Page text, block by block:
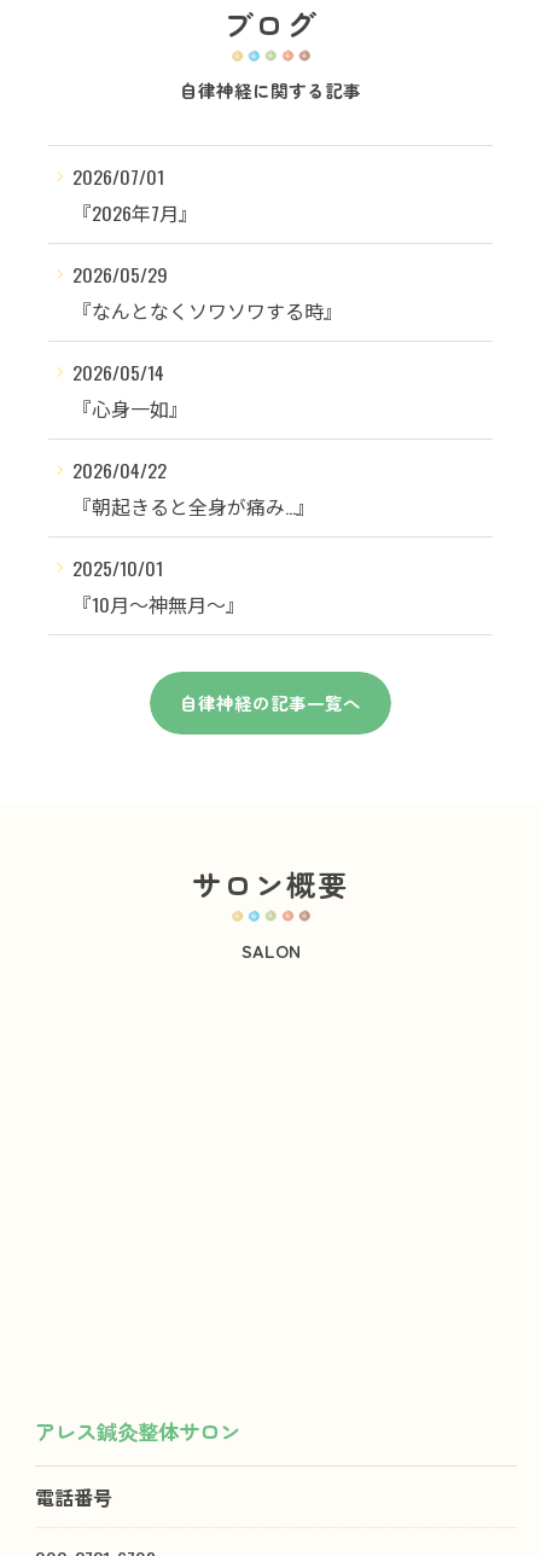
ブログ
自律神経に関する記事
2026/07/01
『2026年7月』
2026/05/29
『なんとなくソワソワする時』
2026/05/14
『心身一如』
2026/04/22
『朝起きると全身が痛み…』
2025/10/01
『10月〜神無月〜』
自律神経の記事一覧へ
サロン概要
SALON
アレス鍼灸整体サロン
電話番号